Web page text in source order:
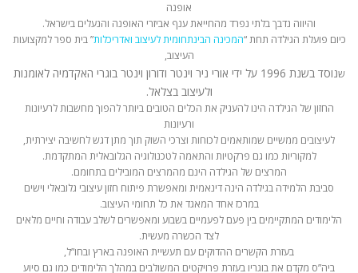
אופנה
והיווה נדבך בלתי נפרד מהחייאת ענף אביזרי האופנה והנעלים בישראל.
כיום פועלת הגילדה תחת “המכינה הבינתחומית לעיצוב ואדריכלות” בית ספר למקצועות
העיצוב,
ש
נוסד בשנת 1996 על ידי אורי ניר וינטר ודורון וינטר בוגרי האקדמיה לאומנות
ולעיצוב בצלאל.
החזון של הגילדה הינו להעניק את הכלים הטובים ביותר להפוך מחשבות לרעיונות
ורעיונות
לעיצובים ממשיים שמותאמים לכוחות וצרכי השוק תוך מתן דגש לחשיבה יצירתית,
למקוריות כמו גם פרקטיות והתאמה לטכנולוגיה הגלובאלית המתקדמת.
המרצים של הגילדה הינם מהמרצים המובילים בתחומם.
סביבת הלמידה בגילדה הינה דינאמית ומאפשרת פיתוח חזון עיצובי גלובאלי וישים
במרכז אחד המאגד את כל תחומי העיצוב.
הלימודים המתקיימים בין פעם לפעמיים בשבוע ומאפשרים לשלב עבודה וחיים מלאים
לצד הכשרה מעשית.
בעזרת הקשרים ההדוקים עם תעשיית האופנה בארץ ובחו”ל,
ביה”ס מקדם את בוגריו בעזרת פרויקטים המשולבים במהלך הלימודים כמו גם סיוע